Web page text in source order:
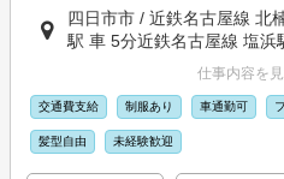
四日市市 / 近鉄名古屋線 北
駅 車 5分近鉄名古屋線 塩浜
仕事内容を
交通費支給 制服あり 車通勤可
髪型自由 未経験歓迎